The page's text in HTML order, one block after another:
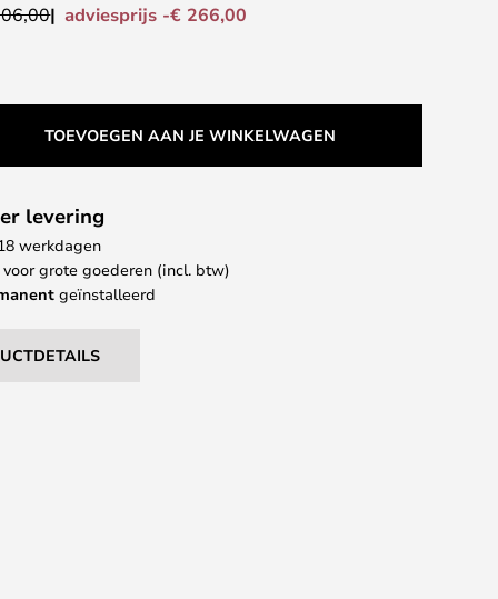
adviesprijs -€ 266,00
TOEVOEGEN AAN JE WINKELWAGEN
levering
werkdagen
grote goederen (incl. btw)
geïnstalleerd